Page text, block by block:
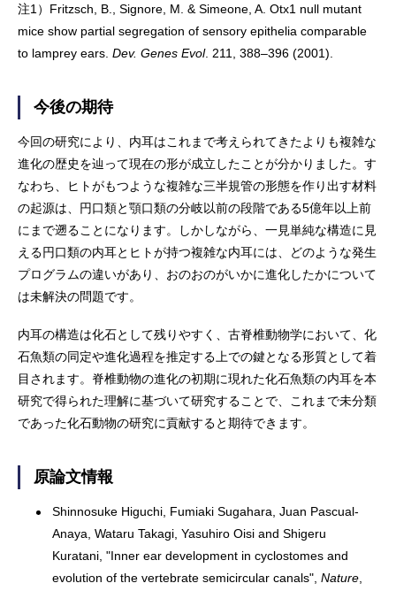
注1） Fritzsch, B., Signore, M. & Simeone, A. Otx1 null mutant
mice show partial segregation of sensory epithelia comparable
to lamprey ears. Dev. Genes Evol. 211, 388–396 (2001).
今後の期待
今回の研究により、内耳はこれまで考えられてきたよりも複雑な
進化の歴史を辿って現在の形が成立したことが分かりました。す
なわち、ヒトがもつような複雑な三半規管の形態を作り出す材料
の起源は、円口類と顎口類の分岐以前の段階である5億年以上前
にまで遡ることになります。しかしながら、一見単純な構造に見
える円口類の内耳とヒトが持つ複雑な内耳には、どのような発生
プログラムの違いがあり、おのおのがいかに進化したかについて
は未解決の問題です。
内耳の構造は化石として残りやすく、古脊椎動物学において、化
石魚類の同定や進化過程を推定する上での鍵となる形質として着
目されます。脊椎動物の進化の初期に現れた化石魚類の内耳を本
研究で得られた理解に基づいて研究することで、これまで未分類
であった化石動物の研究に貢献すると期待できます。
原論文情報
Shinnosuke Higuchi, Fumiaki Sugahara, Juan Pascual-
Anaya, Wataru Takagi, Yasuhiro Oisi and Shigeru
Kuratani, "Inner ear development in cyclostomes and
evolution of the vertebrate semicircular canals",Nature